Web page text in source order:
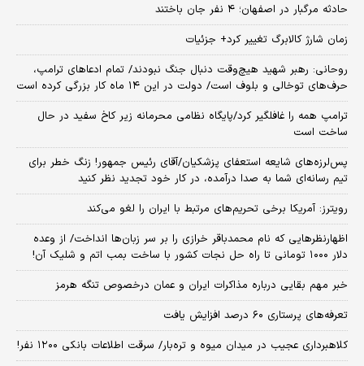
حادثه مرگبار در اصفهان؛ ۴ نفر جان باختند
زمان شارژ کالابرگ تغییر کرد+ جزئیات
روحانی: رهبر شهید هیچ‌وقت دنبال جنگ نبودند/ تمام ادعاهای ترامپ،
حرف‌های توخالی و بلوف است/ دولت در این ۱۴ ماه کار بزرگی کرده است
ترامپ همه را غافلگیر کرد/پایگاه نظامی محرمانه زیر کاخ سفید در حال
ساخت است
پس‌لرزه‌های شایعه استعفای پزشکیان/آقای رئیس جمهور! زنگ خطر برای
تیم رسانه‌ای شما به صدا درآمده، در کار خود تجدید نظر کنید
رویترز: آمریکا برخی تحریم‌های مرتبط با ایران را لغو می‌کند
اظهارنظرهایی که نام محمدباقر خرازی را بر سر زبان‌ها انداخت/ از وعده
دلار ۱۰۰۰ تومانی تا راه حل نجات کشور با ساخت بمب اتم و شلیک آن!
خبر مهم بقایی درباره مذاکرات ایران و عمان درخصوص تنگه هرمز
تعرفه‌های پرستاری ۶۰ درصد افزایش یافت
کلاهبرداری عجیب در میدان میوه و تره‌بار/ سرقت اطلاعات بانکی ۱۲۰۰ نفر!